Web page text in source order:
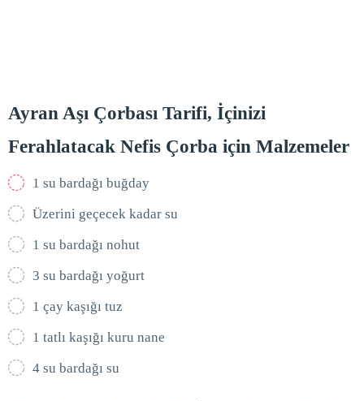
Ayran Aşı Çorbası Tarifi, İçinizi
Ferahlatacak Nefis Çorba için Malzemeler
1 su bardağı buğday
Üzerini geçecek kadar su
1 su bardağı nohut
3 su bardağı yoğurt
1 çay kaşığı tuz
1 tatlı kaşığı kuru nane
4 su bardağı su